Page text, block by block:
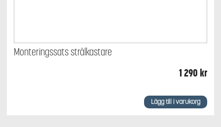
Monteringssats strålkastare
1 290 kr
Lägg till i varukorg